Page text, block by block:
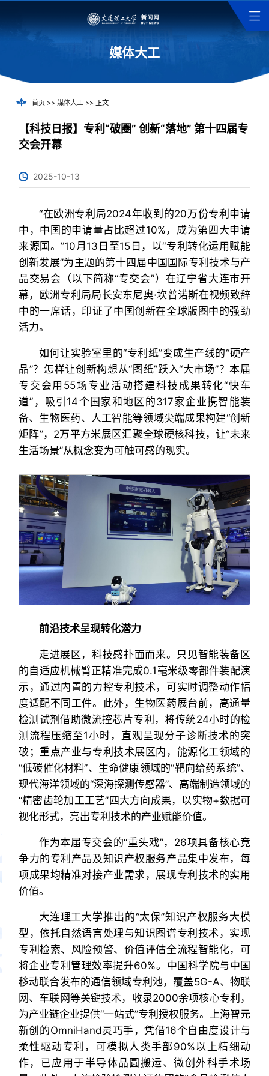
媒体大工
首页>> 媒体大工>> 正文
【科技日报】专利“破圈” 创新“落地” 第十四届专
交会开幕
2025-10-13
“在欧洲专利局2024年收到的20万份专利申请
中，中国的申请量占比超过10%，成为第四大申请
来源国。”10月13日至15日，以“专利转化运用赋能
创新发展”为主题的第十四届中国国际专利技术与产
品交易会（以下简称“专交会”）在辽宁省大连市开
幕，欧洲专利局局长安东尼奥·坎普诺斯在视频致辞
中的一席话，印证了中国创新在全球版图中的强劲
活力。
如何让实验室里的“专利纸”变成生产线的“硬产
品”？怎样让创新构想从“图纸”跃入“大市场”？本届
专交会用55场专业活动搭建科技成果转化“快车
道”，吸引14个国家和地区的317家企业携智能装
备、生物医药、人工智能等领域尖端成果构建“创新
矩阵”，2万平方米展区汇聚全球硬核科技，让“未来
生活场景”从概念变为可触可感的现实。
前沿技术呈现转化潜力
走进展区，科技感扑面而来。只见智能装备区
的自适应机械臂正精准完成0.1毫米级零部件装配演
示，通过内置的力控专利技术，可实时调整动作幅
度适配不同工件。此外，生物医药展台前，高通量
检测试剂借助微流控芯片专利，将传统24小时的检
测流程压缩至1小时，直观呈现分子诊断技术的突
破；重点产业与专利技术展区内，能源化工领域的
“低碳催化材料”、生命健康领域的“靶向给药系统”、
现代海洋领域的“深海探测传感器”、高端制造领域的
“精密齿轮加工工艺”四大方向成果，以实物+数据可
视化形式，亮出专利技术的产业赋能价值。
作为本届专交会的“重头戏”，26项具备核心竞
争力的专利产品及知识产权服务产品集中发布，每
项成果均精准对接产业需求，展现专利技术的实用
价值。
大连理工大学推出的“太保”知识产权服务大模
型，依托自然语言处理与知识图谱专利技术，实现
专利检索、风险预警、价值评估全流程智能化，可
将企业专利管理效率提升60%。中国科学院与中国
移动联合发布的通信领域专利池，覆盖5G-A、物联
网、车联网等关键技术，收录2000余项核心专利，
为产业链企业提供“一站式”专利授权服务。上海智元
新创的OmniHand灵巧手，凭借16个自由度设计与
柔性驱动专利，可模拟人类手部90%以上精细动
作，已应用于半导体晶圆搬运、微创外科手术场